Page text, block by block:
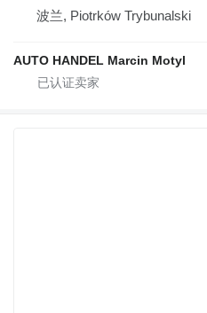
波兰, Piotrków Trybunalski
AUTO HANDEL Marcin Motyl